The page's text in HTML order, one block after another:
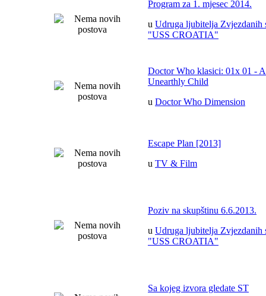
Program za 1. mjesec 2014.
u Udruga ljubitelja Zvjezdanih
"USS CROATIA"
Doctor Who klasici: 01x 01 -
Unearthly Child
u Doctor Who Dimension
Escape Plan [2013]
u TV & Film
Poziv na skupštinu 6.6.2013.
u Udruga ljubitelja Zvjezdanih
"USS CROATIA"
Sa kojeg izvora gledate ST